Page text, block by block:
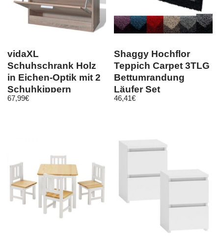
vidaXL
Schuhschrank Holz
in Eichen-Optik mit 2
Schuhkippern
67,99€
Shaggy Hochflor
Teppich Carpet 3TLG
Bettumrandung
Läufer Set
Schlafzimmer Flur
46,41€